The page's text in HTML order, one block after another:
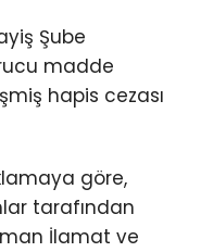
Şube
madde
hapis cezası
göre,
tarafından
İlamat ve